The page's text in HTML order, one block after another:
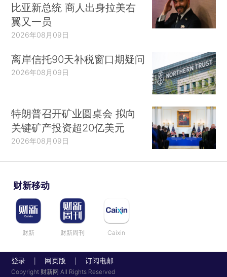
比亚新总统 商人出身拉美右
翼又一员
2026年08月09日
离岸信托90天补税窗口期疑问
2026年08月09日
特朗普召开矿业圆桌会 拟向
关键矿产投资超20亿美元
2026年08月09日
财新移动
财新 财新周刊 Caixin
登录 网页版 订阅电邮
Copyright 财新网 All Rights Reserved